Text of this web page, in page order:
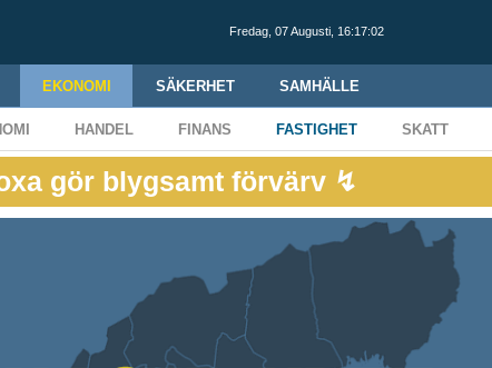
Fredag, 07 Augusti, 16:17:03
EKONOMI SÄKERHET SAMHÄLLE
HANDEL FINANS FASTIGHET SKATT
gör blygsamt förvärv ↯